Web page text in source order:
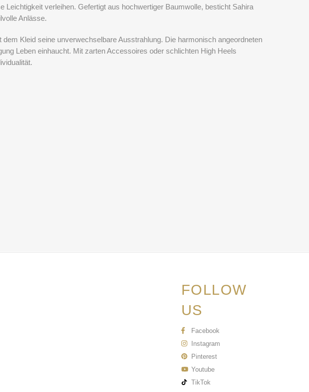
Leichtigkeit verleihen. Gefertigt aus hochwertiger Baumwolle, besticht Sahira
Anlässe.
Kleid seine unverwechselbare Ausstrahlung. Die harmonisch angeordneten
Leben einhaucht. Mit zarten Accessoires oder schlichten High Heels
FOLLOW
US
Facebook
Instagram
Pinterest
Youtube
TikTok